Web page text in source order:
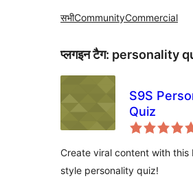
सभीCommunityCommercial
प्लगइन टैग: personality
S9S
Quiz
Create viral content with this
style personality quiz!